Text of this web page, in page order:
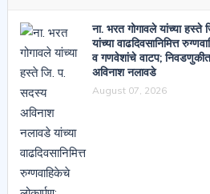
ना. भरत गोगावले यांच्या
यांच्या वाढदिवसानिमित्त
व गणवेशांचे वाटप;
अविनाश नलावडे
August 07, 2026